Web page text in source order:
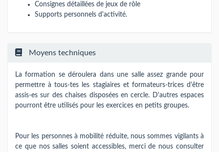
Consignes détaillées de jeux de rôle
Supports personnels d'activité.
Moyens techniques
La formation se déroulera dans une salle assez grande pour
permettre à tous-tes les stagiaires et formateurs-trices d'être
assis-es sur des chaises disposées en cercle. D'autres espaces
pourront être utilisés pour les exercices en petits groupes.
Pour les personnes à mobilité réduite, nous sommes vigilants à
ce que nos salles soient accessibles, merci de nous consulter